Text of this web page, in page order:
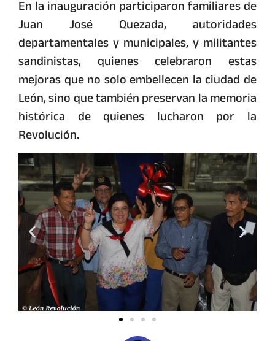
En la inauguración participaron familiares de
Juan José Quezada, autoridades
departamentales y municipales, y militantes
sandinistas, quienes celebraron estas
mejoras que no solo embellecen la ciudad de
León, sino que también preservan la memoria
histórica de quienes lucharon por la
Revolución.